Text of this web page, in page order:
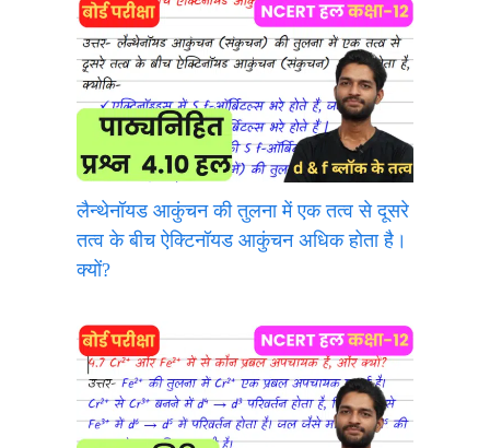
लैन्थेनॉयड आकुंचन की तुलना में एक तत्व से दूसरे
तत्व के बीच ऐक्टिनॉयड आकुंचन अधिक होता है।
क्यों?